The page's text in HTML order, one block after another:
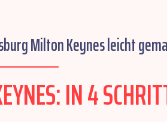
Milton Keynes leicht
IN 4